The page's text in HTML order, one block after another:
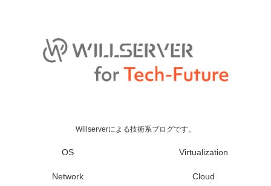
Willserverによる技術系ブログです。
OS Virtualization
Network Cloud